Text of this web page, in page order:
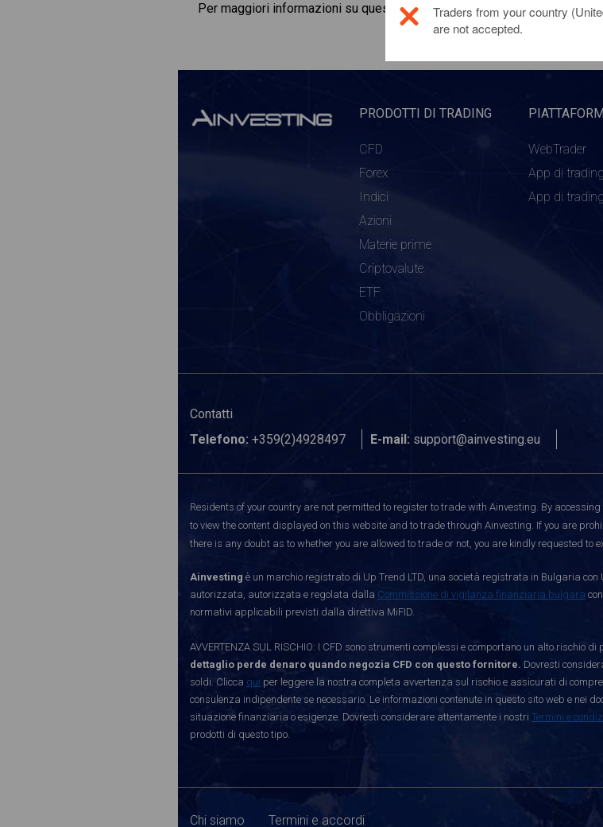
Per maggiori informazioni su questo prodotto di investimento,fai clic qui
PRODOTTI DI TRADING
CFD
Forex
Indici
Azioni
Materie prime
Criptovalute
ETF
Obbligazioni
WebTrader
App di
App di
Contatti
Telefono: +359(2)4928497 E-mail: support@ainvesting.eu
Residents of your country are not permitted to register to trade with Ainvesting. By
to view the content displayed on this website and to trade through Ainvesting. If you are
there is any doubt as to whether you are allowed to trade or not, you are kindly requested to
Ainvesting è un marchio registrato di Up Trend LTD, una società registrata in Bulgaria
autorizzata, autorizzata e regolata dalla Commissione di vigilanza finanziaria bulgara
normativi applicabili previsti dalla direttiva MiFID.
AVVERTENZA SUL RISCHIO: I CFD sono strumenti complessi e comportano un alto
dettaglio perde denaro quando negozia CFD con questo fornitore. Dovresti
soldi. Clicca qui per leggere la nostra completa avvertenza sul rischio e assicurati di
consulenza indipendente se necessario. Le informazioni contenute in questo sito web e nei
situazione finanziaria o esigenze. Dovresti considerare attentamente i nostri Termini e
prodotti di questo tipo.
Chi siamo Termini e accordi
Traders from your country
are not accepted.